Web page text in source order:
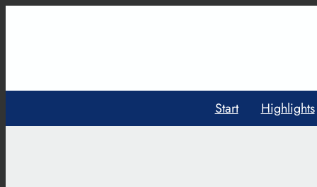
Start Highlights